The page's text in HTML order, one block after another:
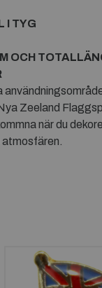
I TYG
OCH
Zeeland
när du